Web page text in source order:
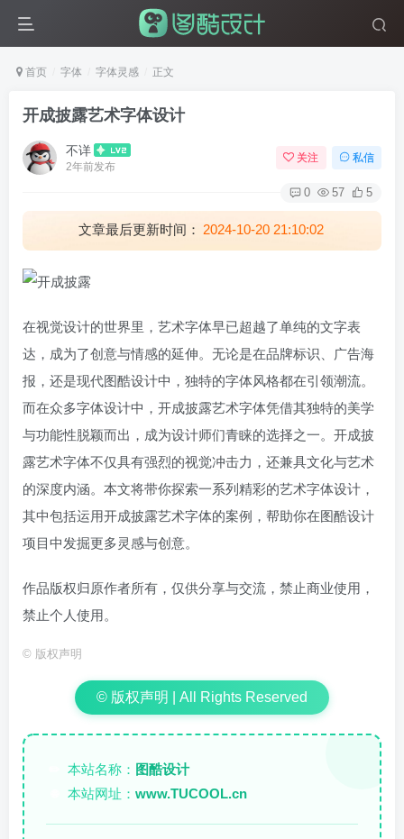
首页 字体 字体灵感 正文
开成披露艺术字体设计
不详
2年前发布
关注 私信
0 57 5
文章最后更新时间： 2024-10-20 21:10:02
在视觉设计的世界里，艺术字体早已超越了单纯的文字表
达，成为了创意与情感的延伸。无论是在品牌标识、广告海
报，还是现代图酷设计中，独特的字体风格都在引领潮流。
而在众多字体设计中，开成披露艺术字体凭借其独特的美学
与功能性脱颖而出，成为设计师们青睐的选择之一。开成披
露艺术字体不仅具有强烈的视觉冲击力，还兼具文化与艺术
的深度内涵。本文将带你探索一系列精彩的艺术字体设计，
其中包括运用开成披露艺术字体的案例，帮助你在图酷设计
项目中发掘更多灵感与创意。
作品版权归原作者所有，仅供分享与交流，禁止商业使用，
禁止个人使用。
© 版权声明
© 版权声明 | All Rights Reserved
本站名称： 图酷设计
本站网址： www.TUCOOL.cn